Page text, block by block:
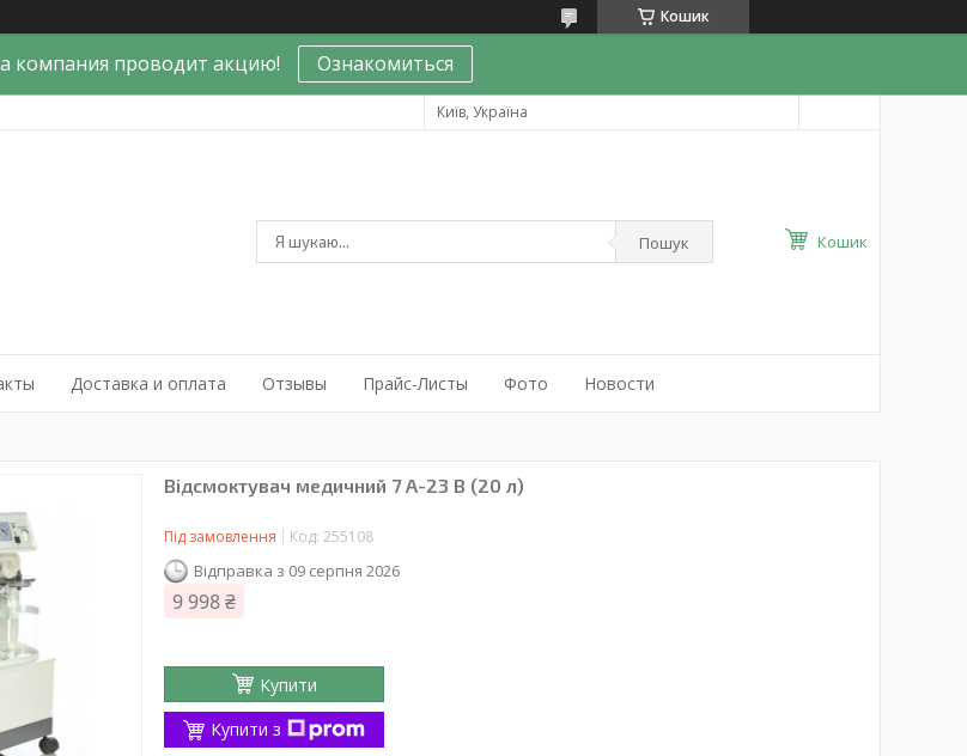
Кошик
компания проводит акцию! Ознакомиться
Київ, Україна
Пошук Кошик
Доставка и оплата Отзывы Прайс-Листы Фото Новости
Відсмоктувач медичний 7 А-23 В (20 л)
Під замовлення Код: 255108
Відправка з 09 серпня 2026
9 998 ₴
Купити
Купити з